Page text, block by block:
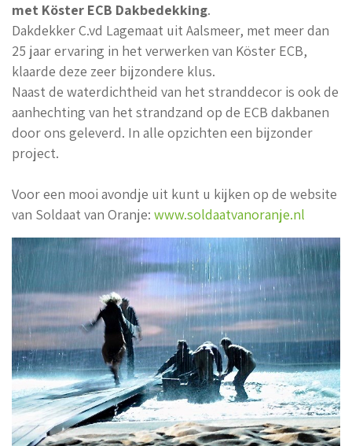
met Köster ECB Dakbedekking.
Dakdekker C.vd Lagemaat uit Aalsmeer, met meer dan
25 jaar ervaring in het verwerken van Köster ECB,
klaarde deze zeer bijzondere klus.
Naast de waterdichtheid van het stranddecor is ook de
aanhechting van het strandzand op de ECB dakbanen
door ons geleverd. In alle opzichten een bijzonder
project.
Voor een mooi avondje uit kunt u kijken op de website
van Soldaat van Oranje: www.soldaatvanoranje.nl